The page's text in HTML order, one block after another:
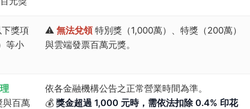
獎項
等小
⚠️ 無法兌領 特別獎（1,000萬）、特獎（200萬）
與雲端發票百萬元獎。
與百萬
依各金融機構公告之正常營業時間為準。
💰 獎金超過 1,000 元時，需依法扣除 0.4% 印花